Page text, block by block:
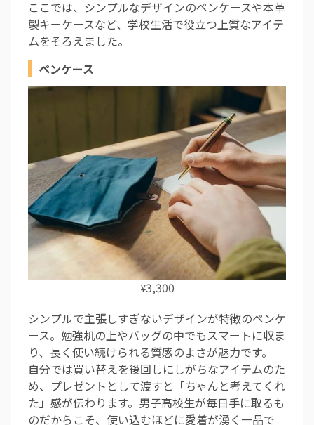
ここでは、シンプルなデザインのペンケースや本革
製キーケースなど、学校生活で役立つ上質なアイテ
ムをそろえました。
ペンケース
¥3,300
シンプルで主張しすぎないデザインが特徴のペンケ
ース。勉強机の上やバッグの中でもスマートに収ま
り、長く使い続けられる質感のよさが魅力です。
自分では買い替えを後回しにしがちなアイテムのた
め、プレゼントとして渡すと「ちゃんと考えてくれ
た」感が伝わります。男子高校生が毎日手に取るも
のだからこそ、使い込むほどに愛着が湧く一品で